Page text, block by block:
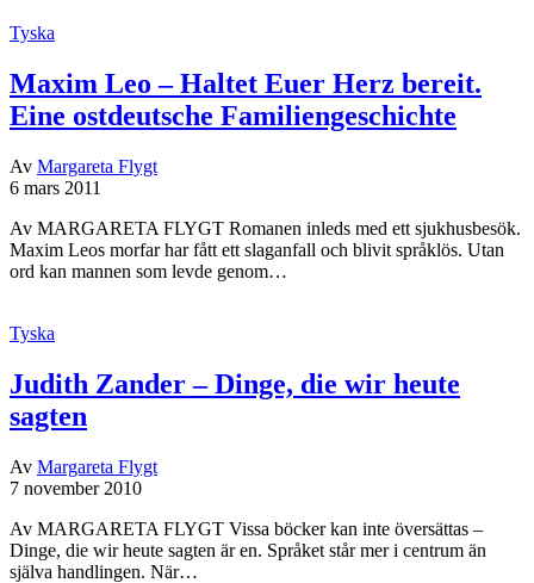
Tyska
Maxim Leo – Haltet Euer Herz bereit.
Eine ostdeutsche Familiengeschichte
Av Margareta Flygt
6 mars 2011
Av MARGARETA FLYGT Romanen inleds med ett sjukhusbesök.
Maxim Leos morfar har fått ett slaganfall och blivit språklös. Utan
ord kan mannen som levde genom…
Tyska
Judith Zander – Dinge, die wir heute
sagten
Av Margareta Flygt
7 november 2010
Av MARGARETA FLYGT Vissa böcker kan inte översättas –
Dinge, die wir heute sagten är en. Språket står mer i centrum än
själva handlingen. När…